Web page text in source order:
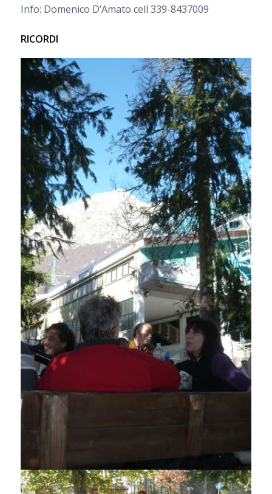
Info: Domenico D’Amato cell 339-8437009
RICORDI